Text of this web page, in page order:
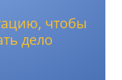
чтобы
дело